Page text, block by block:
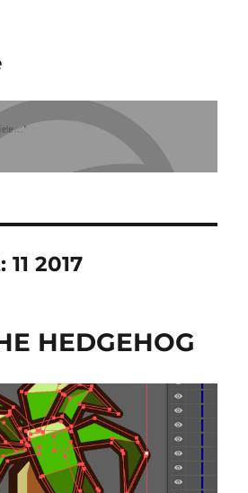
11 2017
HEDGEHOG